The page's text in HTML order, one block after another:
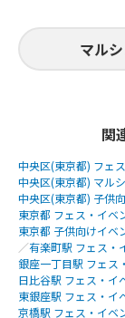
マル
関
中央区(東京都) フェ
中央区(東京都) マル
中央区(東京都) 子供
東京都 フェス・イベ
東京都 子供向けイベ
／有楽町駅 フェス・
銀座一丁目駅 フェス
日比谷駅 フェス・イ
東銀座駅 フェス・イ
京橋駅 フェス・イベ